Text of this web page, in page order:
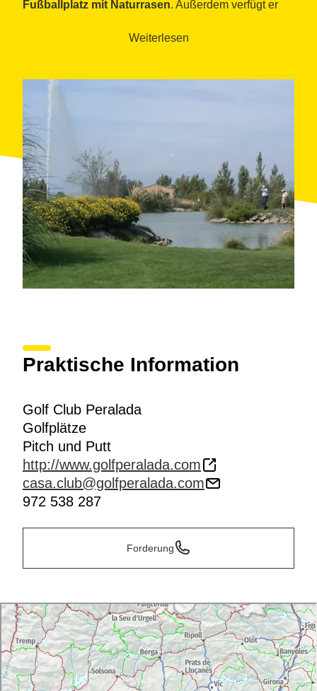
Fußballplatz mit Naturrasen. Außerdem verfügt er
Catering-Service und ärztliche Betreuung für die
moderne Küche aus Ampurien.
Weiterlesen
Praktische Information
Golf Club Peralada
Golfplätze
Pitch und Putt
http://www.golfperalada.com
casa.club@golfperalada.com
972 538 287
Forderung